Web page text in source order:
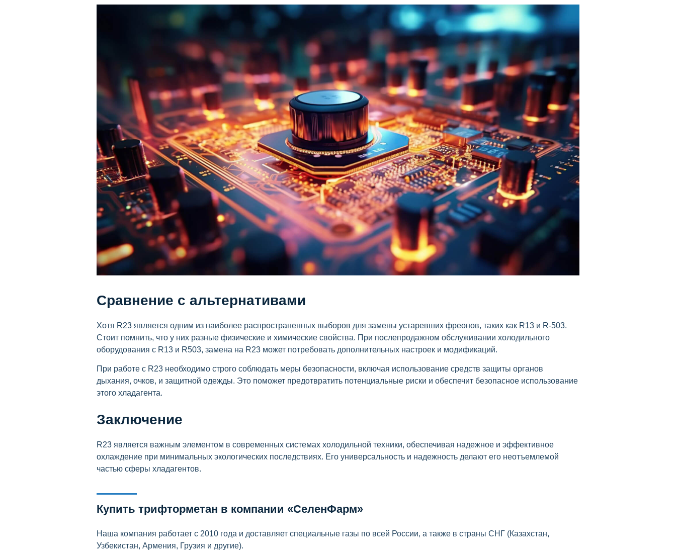
Сравнение с альтернативами
Хотя R23 является одним из наиболее распространенных выборов для замены устаревших фреонов, таких как R13 и R-503.
Стоит помнить, что у них разные физические и химические свойства. При послепродажном обслуживании холодильного
оборудования с R13 и R503, замена на R23 может потребовать дополнительных настроек и модификаций.
При работе с R23 необходимо строго соблюдать меры безопасности, включая использование средств защиты органов
дыхания, очков, и защитной одежды. Это поможет предотвратить потенциальные риски и обеспечит безопасное использование
этого хладагента.
Заключение
R23 является важным элементом в современных системах холодильной техники, обеспечивая надежное и эффективное
охлаждение при минимальных экологических последствиях. Его универсальность и надежность делают его неотъемлемой
частью сферы хладагентов.
Купить трифторметан в компании «СеленФарм»
Наша компания работает с 2010 года и доставляет специальные газы по всей России, а также в страны СНГ (Казахстан,
Узбекистан, Армения, Грузия и другие).